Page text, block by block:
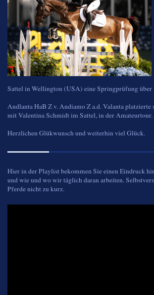
Sattel in Wellington (USA) eine Springprüfung über
Andlanta HaB Z v. Andiamo Z a.d. Valanta
mit Valentina Schmidt im Sattel, in der Amateurtour.
Herzlichen Glükwunsch und weiterhin viel Glück.
Hier in der Playlist bekommen Sie einen Eindruck
und wie und wo wir täglich daran arbeiten.
Pferde nicht zu kurz.